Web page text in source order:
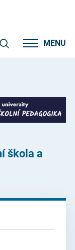
MENU
škola a